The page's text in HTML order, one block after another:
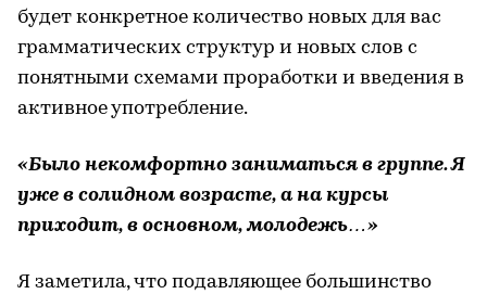
будет конкретное количество новых для вас
грамматических структур и новых слов с
понятными схемами проработки и введения в
активное употребление.
«Было некомфортно заниматься в группе. Я
уже в солидном возрасте, а на курсы
приходит, в основном, молодежь…»
Я заметила, что подавляющее большинство